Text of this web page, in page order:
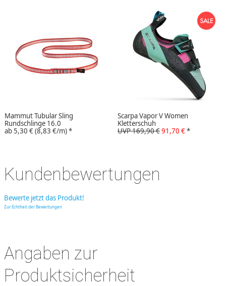
Mammut Tubular Sling
Rundschlinge 16.0
ab5,30 €(8,83 €/m)*
Scarpa Vapor V Women
Kletterschuh
UVP 169,90 €91,70 €*
Kundenbewertungen
Bewerte jetzt das Produkt!
Zur Echtheit der Bewertungen
Angaben zur
Produktsicherheit